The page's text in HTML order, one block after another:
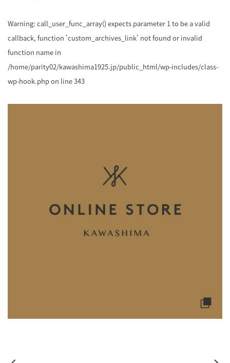
Warning: call_user_func_array() expects parameter 1 to be a valid
callback, function 'custom_archives_link' not found or invalid
function name in
/home/parity02/kawashima1925.jp/public_html/wp-includes/class-
wp-hook.phpon line343